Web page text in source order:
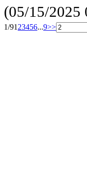
(05/15/2025
1/91 23456...9>>